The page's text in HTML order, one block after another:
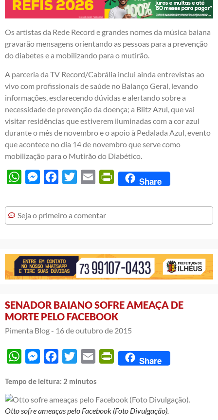
Os artistas da Rede Record e grandes nomes da música baiana
gravarão mensagens orientando as pessoas para a prevenção
do diabetes e a mobilizando para o mutirão.
A parceria da TV Record/Cabrália inclui ainda entrevistas ao
vivo com profissionais de saúde no Balanço Geral, levando
informações, esclarecendo dúvidas e alertando sobre a
necessidade de prevenção da doença; a Blitz Azul, que vai
visitar residências que estiverem iluminadas com a cor azul
durante o mês de novembro e o apoio à Pedalada Azul, evento
que acontece no dia 14 de novembro que serve como
mobilização para o Mutirão do Diabético.
WhatsAppMessengerFacebook
Twitter Email PrintFriendly
Share
Seja o primeiro a comentar
SENADOR BAIANO SOFRE AMEAÇA DE
MORTE PELO FACEBOOK
Pimenta Blog - 16 de outubro de 2015
WhatsAppMessengerFacebook
Twitter Email PrintFriendly
Share
Tempo de leitura: 2 minutos
Otto sofre ameaças pelo Facebook (Foto Divulgação).